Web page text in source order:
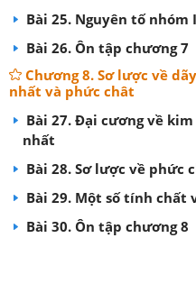
Bài 25. Nguyên tố nhóm
Bài 26. Ôn tập chương 7
Chương 8. Sơ lược về
nhất và phức chât
Bài 27. Đại cương về
nhất
Bài 28. Sơ lược về phức
Bài 29. Một số tính chất
Bài 30. Ôn tập chương 8